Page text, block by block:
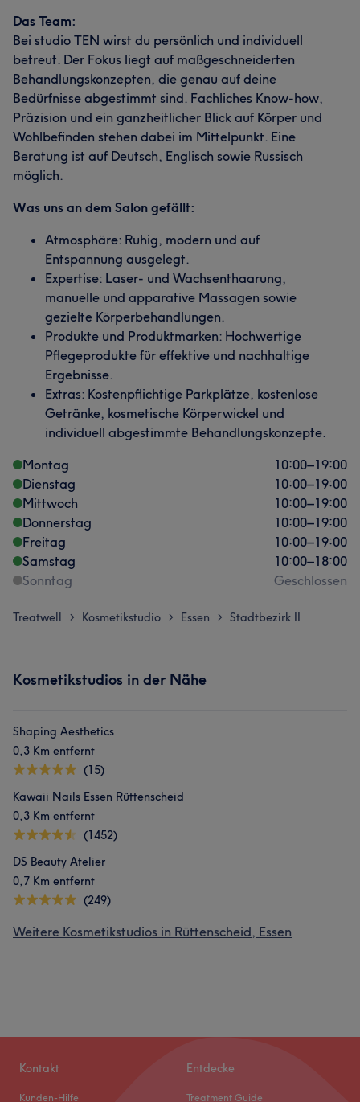
Das Team:
Bei studio TEN wirst du persönlich und individuell
betreut. Der Fokus liegt auf maßgeschneiderten
Behandlungskonzepten, die genau auf deine
Bedürfnisse abgestimmt sind. Fachliches Know-how,
Präzision und ein ganzheitlicher Blick auf Körper und
Wohlbefinden stehen dabei im Mittelpunkt. Eine
Beratung ist auf Deutsch, Englisch sowie Russisch
möglich.
Was uns an dem Salon gefällt:
Atmosphäre: Ruhig, modern und auf
Entspannung ausgelegt.
Expertise: Laser- und Wachsenthaarung,
manuelle und apparative Massagen sowie
gezielte Körperbehandlungen.
Produkte und Produktmarken: Hochwertige
Pflegeprodukte für effektive und nachhaltige
Ergebnisse.
Extras: Kostenpflichtige Parkplätze, kostenlose
Getränke, kosmetische Körperwickel und
individuell abgestimmte Behandlungskonzepte.
Montag
10:00–19:00
Dienstag
10:00–19:00
Mittwoch
10:00–19:00
Donnerstag
10:00–19:00
Freitag
10:00–19:00
Samstag
10:00–18:00
Sonntag
Geschlossen
Treatwell > Kosmetikstudio > Essen > Stadtbezirk II
Kosmetikstudios in der Nähe
Shaping Aesthetics
0,3 Km entfernt
(15)
Kawaii Nails Essen Rüttenscheid
0,3 Km entfernt
(1452)
DS Beauty Atelier
0,7 Km entfernt
(249)
Weitere Kosmetikstudios in Rüttenscheid, Essen
Kontakt
Kunden-Hilfe
Entdecke
Treatment Guide